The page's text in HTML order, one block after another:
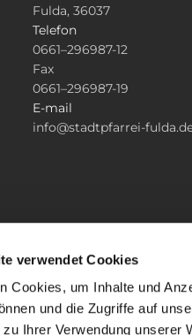
verwendet Cookies
Cookies, um Inhalte und
und die Zugriffe auf
zu Ihrer Verwendung unserer
Fulda, 36037
Telefon
0661–296987-12
Fax
0661–296987-19
E-mail
info@stadtpfarrei-